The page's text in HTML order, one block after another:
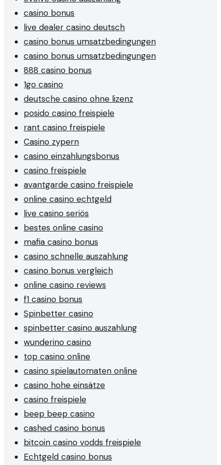
casino bonus
live dealer casino deutsch
casino bonus umsatzbedingungen
casino bonus umsatzbedingungen
888 casino bonus
1go casino
deutsche casino ohne lizenz
posido casino freispiele
rant casino freispiele
Casino zypern
casino einzahlungsbonus
casino freispiele
avantgarde casino freispiele
online casino echtgeld
live casino seriös
bestes online casino
mafia casino bonus
casino schnelle auszahlung
casino bonus vergleich
online casino reviews
f1 casino bonus
Spinbetter casino
spinbetter casino auszahlung
wunderino casino
top casino online
casino spielautomaten online
casino hohe einsätze
casino freispiele
beep beep casino
cashed casino bonus
bitcoin casino vodds freispiele
Echtgeld casino bonus